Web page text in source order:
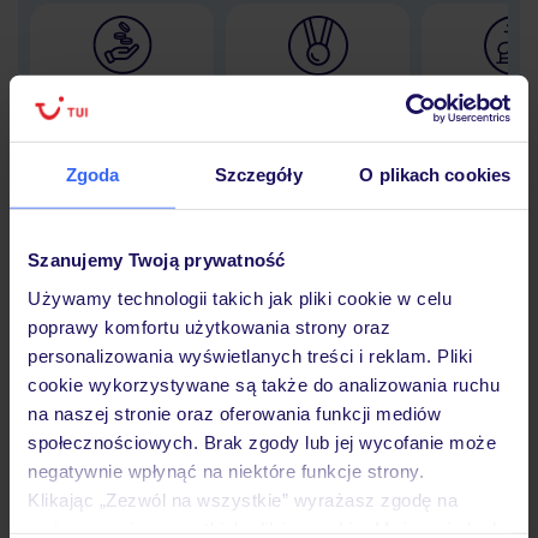
Zgoda Szczegóły O plikach cookies
Szanujemy Twoją prywatność
Używamy technologii takich jak pliki cookie w celu
poprawy komfortu użytkowania strony oraz
personalizowania wyświetlanych treści i reklam. Pliki
cookie wykorzystywane są także do analizowania ruchu
na naszej stronie oraz oferowania funkcji mediów
społecznościowych. Brak zgody lub jej wycofanie może
negatywnie wpłynąć na niektóre funkcje strony.
Klikając „Zezwól na wszystkie” wyrażasz zgodę na
30 lat w
Hotel
Opinie
Pokoje